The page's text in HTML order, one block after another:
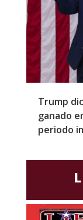
Trump
ganado
periodo